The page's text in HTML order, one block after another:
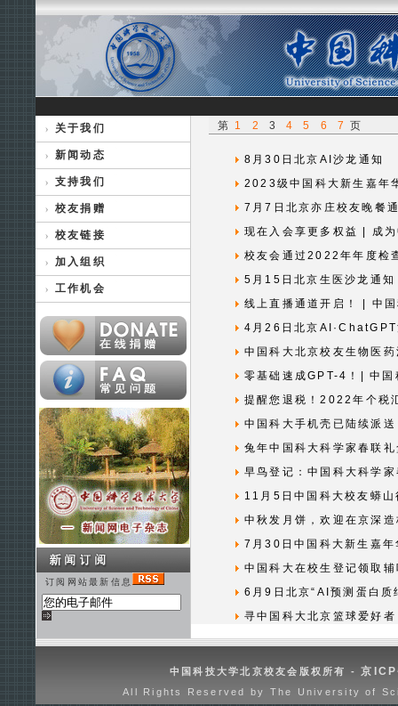
关于我们
新闻动态
支持我们
校友捐赠
校友链接
加入组织
工作机会
订阅网站最新信息
第 1 2 3 4 5 6 7 页
8月30日北京AI沙龙通知
2023级中国科大新生嘉年
7月7日北京亦庄校友晚餐
现在入会享更多权益 | 成
校友会通过2022年年度检
5月15日北京生医沙龙通知
线上直播通道开启！ | 中
4月26日北京
中国科大北京校友生物医
零基础速成GPT-4！| 中
提醒您退税！2022年个税
中国科大手机壳已陆续派送
兔年中国科大科学家春联
早鸟登记：中国科大科学
11月5日中国科大校友蟒
中秋发月饼，欢迎在京深
7月30日中国科大新生嘉年
中国科大在校生登记领取
6月9日北京“AI预测蛋白质
寻中国科大北京篮球爱好者
中国科技大学北京校友会版权所有 -京
All Rights Reserved by The University of